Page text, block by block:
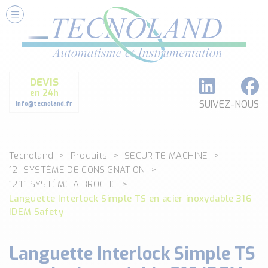
DEVIS
en 24h
info@tecnoland.fr SUIVEZ-NOUS
Nos Services
Conseils et Fourniture
Formation et Assistance
Architecture I-O Link multi fabricants
Classé par catégorie
DEBIT
DETECTION
ANALYSE PHYSICO-CHIMIQUE
Voir toutes les catégories …
Tecnoland Produits
SECURITE MACHINE
12- SYSTÈME DE CONSIGNATION
12.1.1 SYSTÈME A BROCHE
Languette Interlock Simple TS en acier inoxydable 316
IDEM Safety
Languette Interlock Simple TS